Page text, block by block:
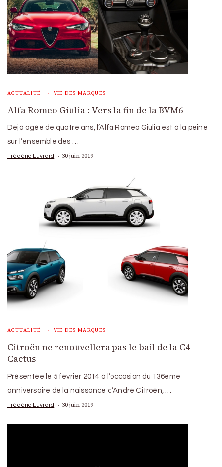
ACTUALITÉ VIE DES MARQUES
Alfa Romeo Giulia : Vers la fin de la BVM6
Déjà agée de quatre ans, l’Alfa Romeo Giulia est à la peine
sur l’ensemble des …
Frédéric Euvrard 30 juin 2019
ACTUALITÉ VIE DES MARQUES
Citroën ne renouvellera pas le bail de la C4
Cactus
Présentée le 5 février 2014 à l’occasion du 136eme
anniversaire de la naissance d’André Citroën, …
Frédéric Euvrard 30 juin 2019